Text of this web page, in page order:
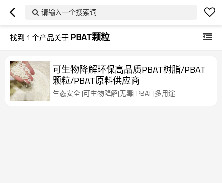
请输入一个搜索词
找到 1 个产品关于PBAT颗粒
可生物降解环保高品质PBAT树脂/PBAT
颗粒/PBAT原料供应商
生态安全 |可生物降解|无毒| PBAT |多用途